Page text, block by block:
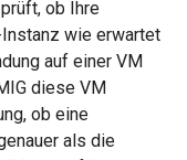
ob Ihre
wie erwartet
auf einer VM
diese VM
ob eine
als die